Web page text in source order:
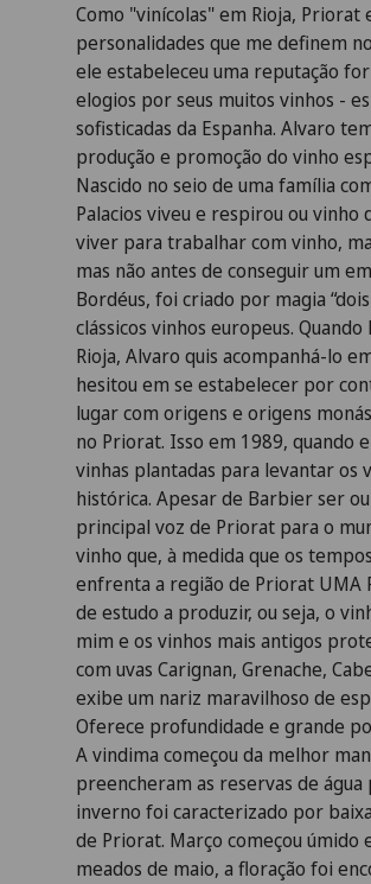
Como "vinícolas" em Rioja, Priorat
personalidades que me definem
ele estabeleceu uma reputação
elogios por seus muitos vinhos -
sofisticadas da Espanha. Alvaro
produção e promoção do vinho
Nascido no seio de uma família
Palacios viveu e respirou ou
viver para trabalhar com vinho,
mas não antes de conseguir um
Bordéus, foi criado por magia
clássicos vinhos europeus.
Rioja, Alvaro quis acompanhá-lo
hesitou em se estabelecer por
lugar com origens e origens
no Priorat. Isso em 1989, quando
vinhas plantadas para levantar
histórica. Apesar de Barbier ser
principal voz de Priorat para o
vinho que, à medida que os
enfrenta a região de Priorat UMA
de estudo a produzir, ou seja, o
mim e os vinhos mais antigos
com uvas Carignan, Grenache,
exibe um nariz maravilhoso de
Oferece profundidade e grande
A vindima começou da melhor
preencheram as reservas de
inverno foi caracterizado por
de Priorat. Março começou úmido
meados de maio, a floração foi